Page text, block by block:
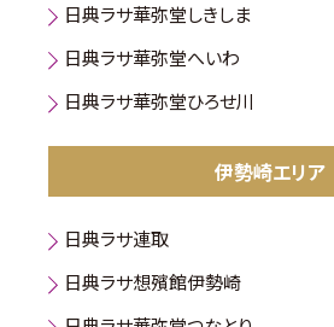
日典ラサ華弥堂しきしま
日典ラサ華弥堂へいわ
日典ラサ華弥堂ひろせ川
伊勢崎エリア
日典ラサ連取
日典ラサ想殯館伊勢崎